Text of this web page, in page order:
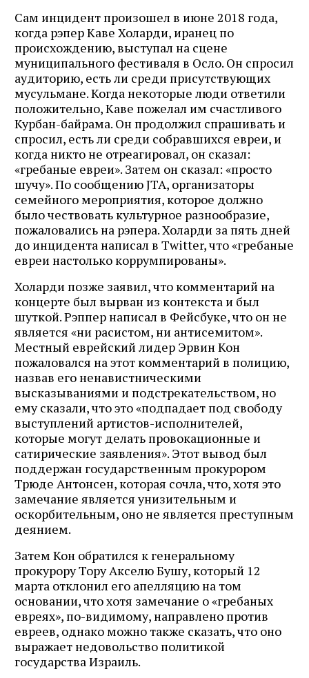
Сам инцидент произошел в июне 2018 года,
когда рэпер Каве Холарди, иранец по
происхождению, выступал на сцене
муниципального фестиваля в Осло. Он спросил
аудиторию, есть ли среди присутствующих
мусульмане. Когда некоторые люди ответили
положительно, Каве пожелал им счастливого
Курбан-байрама. Он продолжил спрашивать и
спросил, есть ли среди собравшихся евреи, и
когда никто не отреагировал, он сказал:
«гребаные евреи». Затем он сказал: «просто
шучу». По сообщению JTA, организаторы
семейного мероприятия, которое должно
было чествовать культурное разнообразие,
пожаловались на рэпера. Холарди за пять дней
до инцидента написал в Twitter, что «гребаные
евреи настолько коррумпированы».
Холарди позже заявил, что комментарий на
концерте был вырван из контекста и был
шуткой. Рэппер написал в Фейсбуке, что он не
является «ни расистом, ни антисемитом».
Местный еврейский лидер Эрвин Кон
пожаловался на этот комментарий в полицию,
назвав его ненавистническими
высказываниями и подстрекательством, но
ему сказали, что это «подпадает под свободу
выступлений артистов-исполнителей,
которые могут делать провокационные и
сатирические заявления». Этот вывод был
поддержан государственным прокурором
Трюде Антонсен, которая сочла, что, хотя это
замечание является унизительным и
оскорбительным, оно не является преступным
деянием.
Затем Кон обратился к генеральному
прокурору Тору Акселю Бушу, который 12
марта отклонил его апелляцию на том
основании, что хотя замечание о «гребаных
евреях», по-видимому, направлено против
евреев, однако можно также сказать, что оно
выражает недовольство политикой
государства Израиль.